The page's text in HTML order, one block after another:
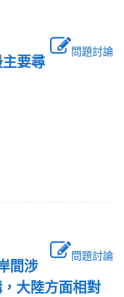
問題討論
要尋
問題討論
間涉
大陸方面相對